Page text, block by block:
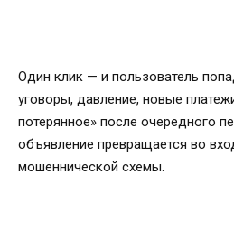
Один клик — и пользователь
уговоры, давление, новые
потерянное» после очередного
объявление превращается во
мошеннической схемы.